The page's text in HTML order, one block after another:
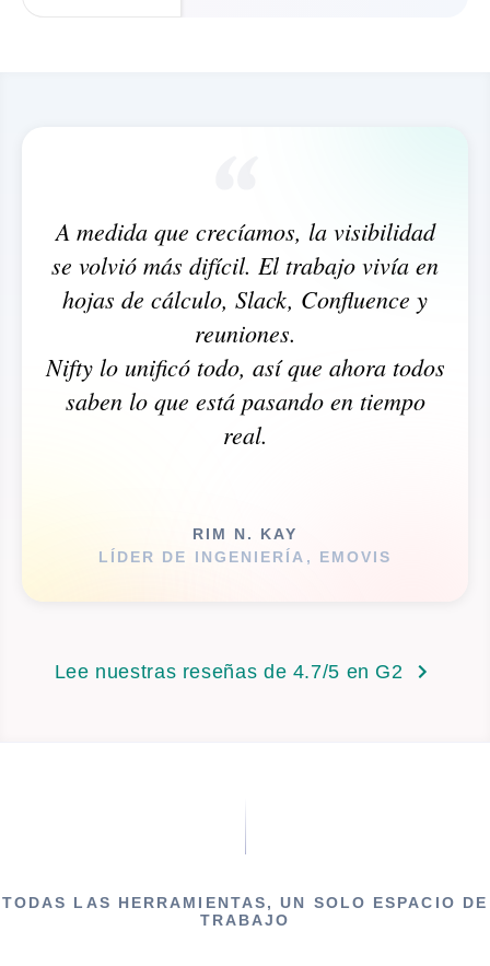
A medida que crecíamos, la visibilidad
se volvió más difícil. El trabajo vivía en
hojas de cálculo, Slack, Confluence y
reuniones.
Nifty lo unificó todo, así que ahora todos
saben lo que está pasando en tiempo
real.
RIM N. KAY
LÍDER DE INGENIERÍA, EMOVIS
Lee nuestras reseñas de 4.7/5 en G2
TODAS LAS HERRAMIENTAS, UN SOLO ESPACIO DE
TRABAJO